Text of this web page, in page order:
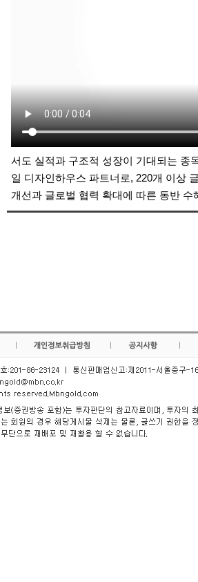
서도 실적과 구조적 성장이 기대되는 종
일 디자인하우스 파트너로, 220개 이상
개선과 글로벌 협력 확대에 따른 동반